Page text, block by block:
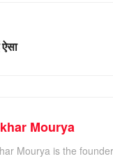
Mourya
Mourya is the